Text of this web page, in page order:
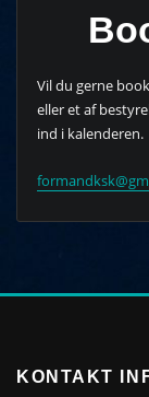
Vil du gerne
eller et af
ind i kalenderen.
KONTAKT